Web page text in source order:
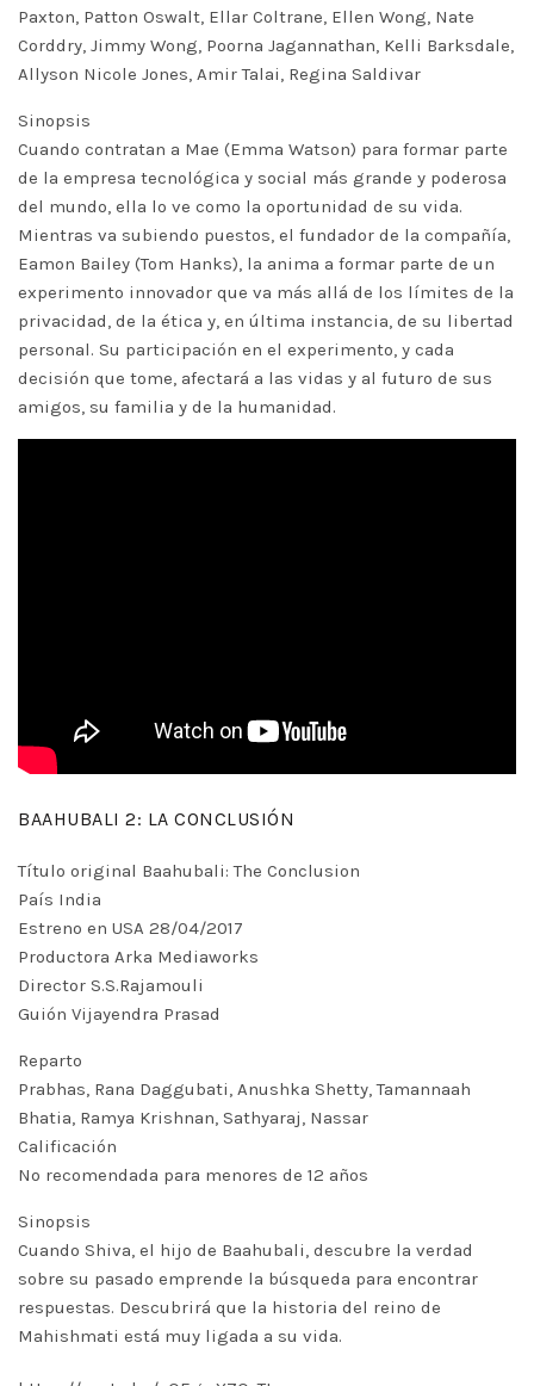
Paxton, Patton Oswalt, Ellar Coltrane, Ellen Wong, Nate
Corddry, Jimmy Wong, Poorna Jagannathan, Kelli Barksdale,
Allyson Nicole Jones, Amir Talai, Regina Saldivar
Sinopsis
Cuando contratan a Mae (Emma Watson) para formar parte
de la empresa tecnológica y social más grande y poderosa
del mundo, ella lo ve como la oportunidad de su vida.
Mientras va subiendo puestos, el fundador de la compañía,
Eamon Bailey (Tom Hanks), la anima a formar parte de un
experimento innovador que va más allá de los límites de la
privacidad, de la ética y, en última instancia, de su libertad
personal. Su participación en el experimento, y cada
decisión que tome, afectará a las vidas y al futuro de sus
amigos, su familia y de la humanidad.
BAAHUBALI 2: LA CONCLUSIÓN
Título original Baahubali: The Conclusion
País India
Estreno en USA 28/04/2017
Productora Arka Mediaworks
Director S.S.Rajamouli
Guión Vijayendra Prasad
Reparto
Prabhas, Rana Daggubati, Anushka Shetty, Tamannaah
Bhatia, Ramya Krishnan, Sathyaraj, Nassar
Calificación
No recomendada para menores de 12 años
Sinopsis
Cuando Shiva, el hijo de Baahubali, descubre la verdad
sobre su pasado emprende la búsqueda para encontrar
respuestas. Descubrirá que la historia del reino de
Mahishmati está muy ligada a su vida.